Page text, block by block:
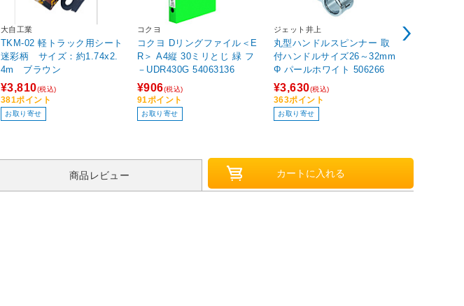
大自工業
TKM-02 軽トラック用シート
迷彩柄 サイズ：約1.74x2.
4m ブラウン
¥3,810(税込)
381ポイント
お取り寄せ
コクヨ
コクヨ Dリングファイル＜E
R＞ A4縦 30ミリとじ 緑 フ
－UDR430G 54063136
¥906(税込)
91ポイント
お取り寄せ
ジェット井上
丸型ハンドルスピンナー 取
付ハンドルサイズ26～32mm
Φ パールホワイト 506266
¥3,630(税込)
363ポイント
お取り寄せ
商品レビュー